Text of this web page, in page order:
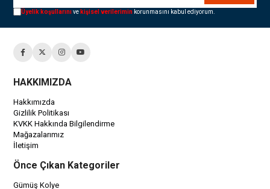
Üyelik koşullarınıve kişisel verilerimin korunmasını kabul ediyorum.
HAKKIMIZDA
Hakkımızda
Gizlilik Politikası
KVKK Hakkında Bilgilendirme
Mağazalarımız
İletişim
Önce Çıkan Kategoriler
Gümüş Kolye